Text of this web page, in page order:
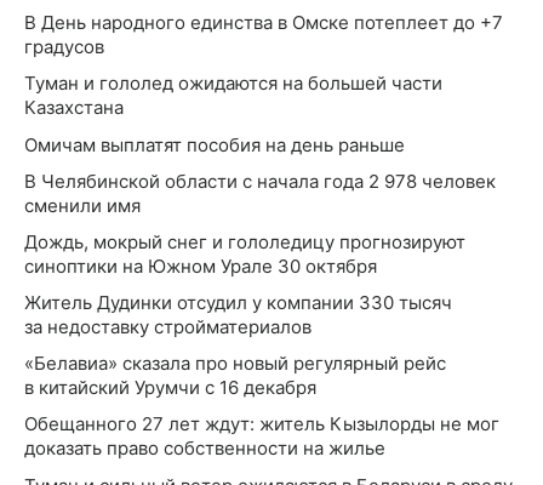
В День народного единства в Омске потеплеет до +7
градусов
Туман и гололед ожидаются на большей части
Казахстана
Омичам выплатят пособия на день раньше
В Челябинской области с начала года 2 978 человек
сменили имя
Дождь, мокрый снег и гололедицу прогнозируют
синоптики на Южном Урале 30 октября
Житель Дудинки отсудил у компании 330 тысяч
за недоставку стройматериалов
«Белавиа» сказала про новый регулярный рейс
в китайский Урумчи с 16 декабря
Обещанного 27 лет ждут: житель Кызылорды не мог
доказать право собственности на жилье